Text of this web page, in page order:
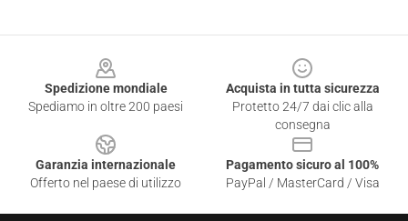
Spedizione mondiale
Spediamo in oltre 200 paesi
Acquista in tutta sicurezza
Protetto 24/7 dai clic alla
consegna
Garanzia internazionale
Offerto nel paese di utilizzo
Pagamento sicuro al 100%
PayPal / MasterCard / Visa